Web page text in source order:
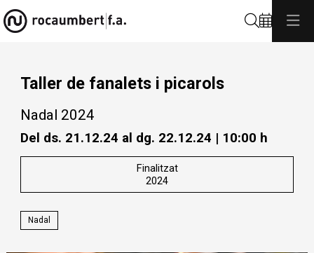
Taller de fanalets i picarols
Nadal 2024
Del ds. 21.12.24 al dg. 22.12.24 | 10:00 h
Finalitzat
2024
Nadal